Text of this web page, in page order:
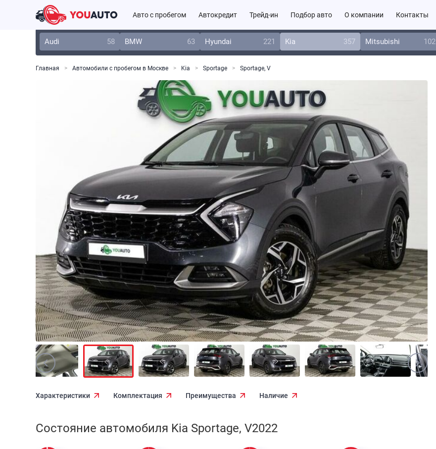
Авто с пробегом Автокредит Трейд-ин Подбор авто О компании Контакты
Audi 58 BMW 63 Hyundai 221 Kia 357 Mitsubishi 102
Главная Автомобили с пробегом в Москве Kia Sportage Sportage, V
Характеристики Комплектация Преимущества Наличие
Состояние автомобиля Kia Sportage, V2022